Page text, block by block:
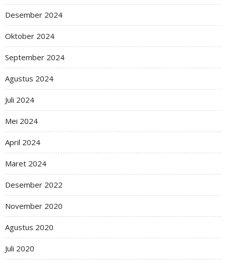
Desember 2024
Oktober 2024
September 2024
Agustus 2024
Juli 2024
Mei 2024
April 2024
Maret 2024
Desember 2022
November 2020
Agustus 2020
Juli 2020